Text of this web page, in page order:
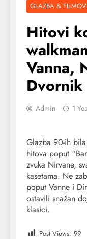
GLAZBA &
Hitovi
Vanna,
Dvornik
Admin 1
Glazba 90-ih
hitova poput
zvuka Nirvane,
kasetama. Ne
poput Vanne i
ostavili snažan
klasici.
Post Views: 99